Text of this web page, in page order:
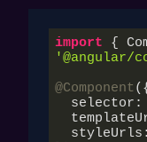
import {
'@angular/
@Component({
  selector: